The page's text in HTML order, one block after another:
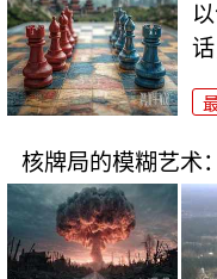
核牌局的模糊艺术